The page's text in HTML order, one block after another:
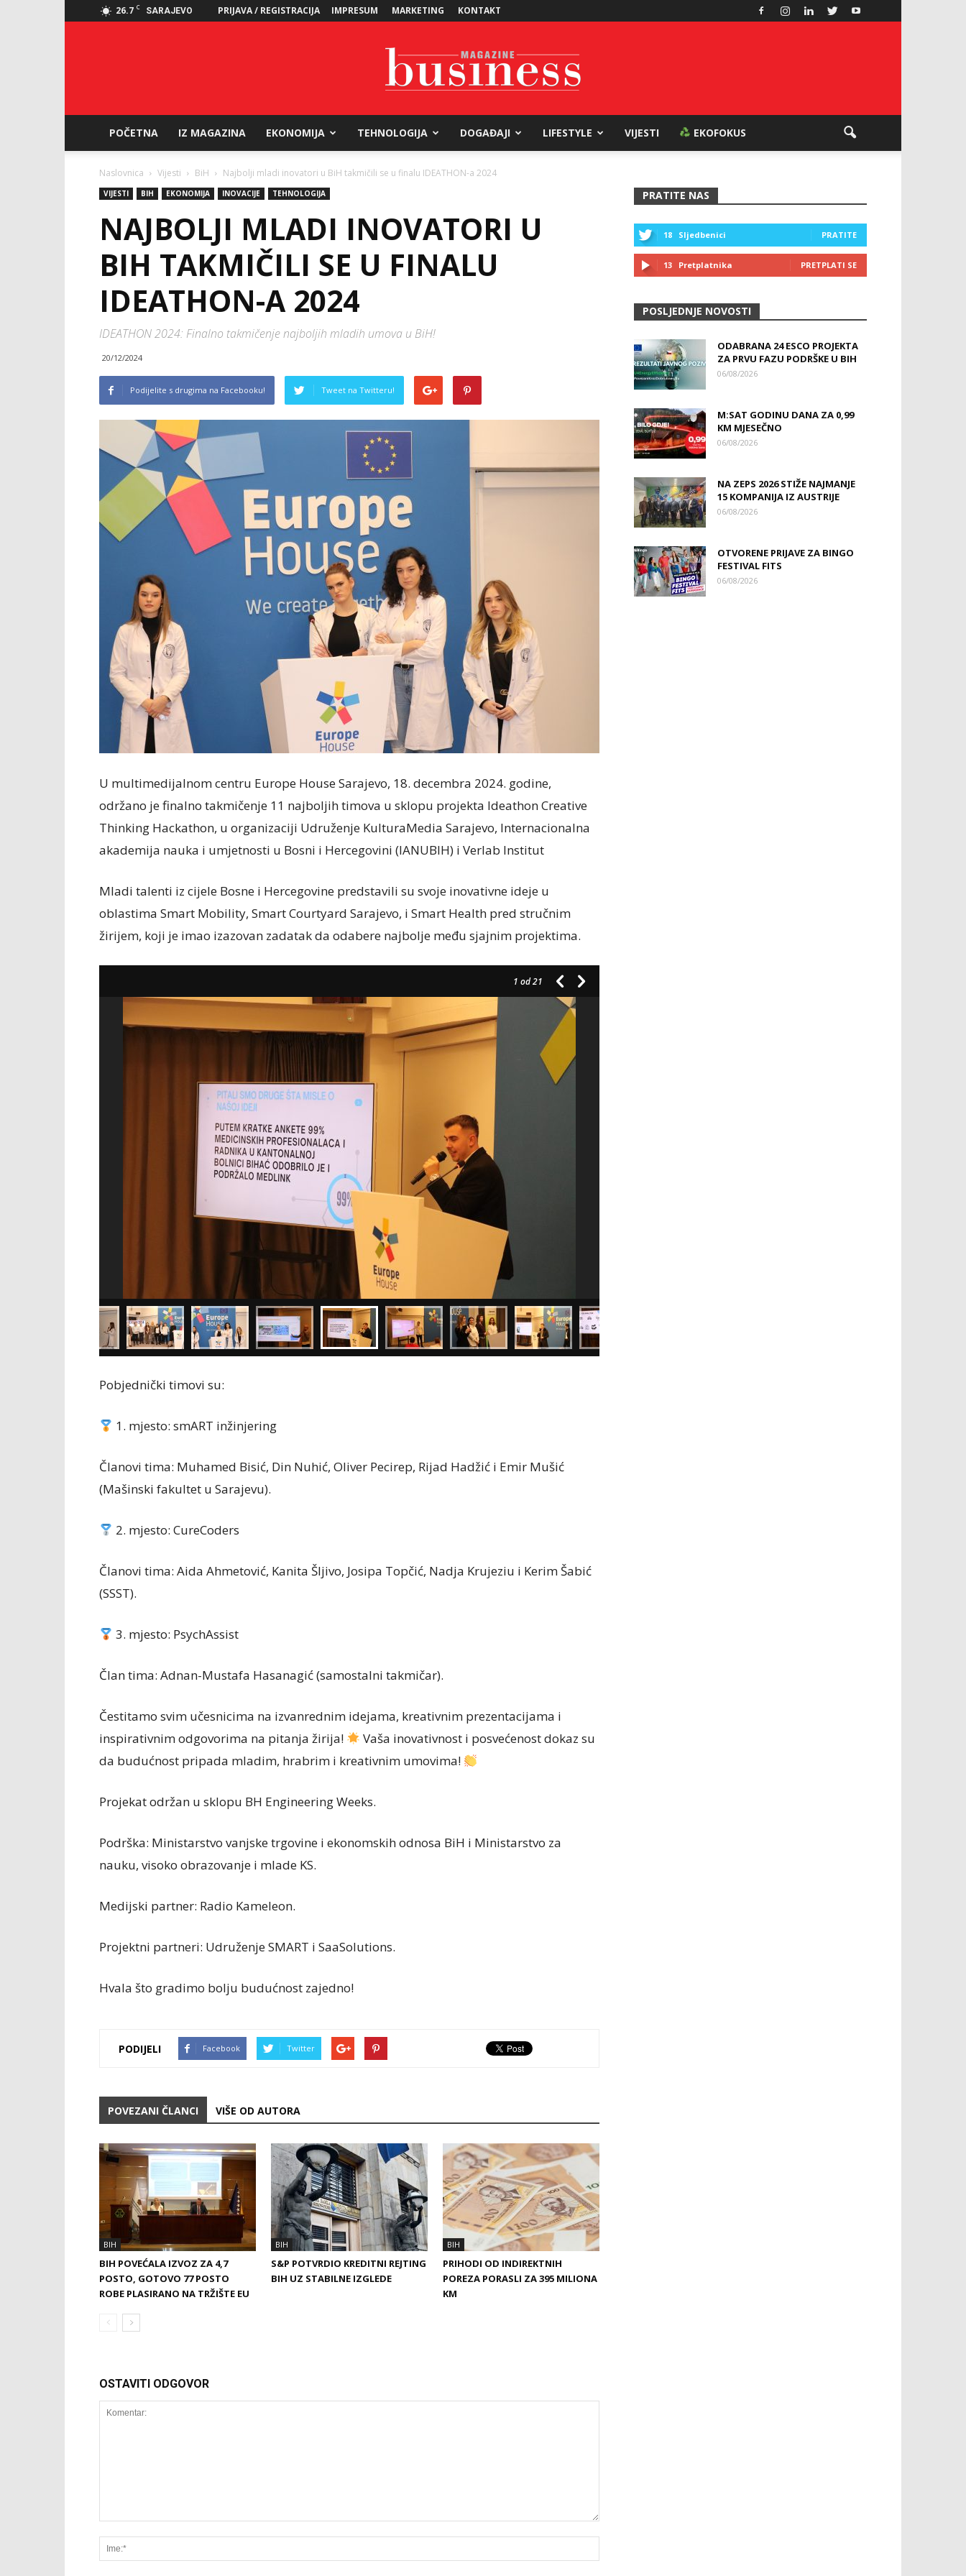
26.7 C SARAJEVO PRIJAVA / REGISTRACIJA IMPRESUM MARKETING KONTAKT
Magazine
POČETNA IZ MAGAZINA EKONOMIJA TEHNOLOGIJA DOGAĐAJI LIFESTYLE VIJESTI EKOFOKUS
Naslovnica Vijesti BiH Najbolji mladi inovatori u BiH takmičili se u finalu IDEATHON-a 2024
VIJESTI BIH EKONOMIJA INOVACIJE TEHNOLOGIJA
NAJBOLJI MLADI INOVATORI U
BIH TAKMIČILI SE U FINALU
IDEATHON-A 2024
IDEATHON 2024: Finalno takmičenje najboljih mladih umova u BiH!
20/12/2024
Podijelite s drugima na Facebooku! Tweet na Twitteru!
U multimedijalnom centru Europe House Sarajevo, 18. decembra 2024. godine,
održano je finalno takmičenje 11 najboljih timova u sklopu projekta Ideathon Creative
Thinking Hackathon, u organizaciji Udruženje KulturaMedia Sarajevo, Internacionalna
akademija nauka i umjetnosti u Bosni i Hercegovini (IANUBIH) i Verlab Institut
Mladi talenti iz cijele Bosne i Hercegovine predstavili su svoje inovativne ideje u
oblastima Smart Mobility, Smart Courtyard Sarajevo, i Smart Health pred stručnim
žirijem, koji je imao izazovan zadatak da odabere najbolje među sjajnim projektima.
1 od 21
Pobjednički timovi su:
1. mjesto: smART inžinjering
Članovi tima: Muhamed Bisić, Din Nuhić, Oliver Pecirep, Rijad Hadžić i Emir Mušić
(Mašinski fakultet u Sarajevu).
2. mjesto: CureCoders
Članovi tima: Aida Ahmetović, Kanita Šljivo, Josipa Topčić, Nadja Krujeziu i Kerim Šabić
(SSST).
3. mjesto: PsychAssist
Član tima: Adnan-Mustafa Hasanagić (samostalni takmičar).
Čestitamo svim učesnicima na izvanrednim idejama, kreativnim prezentacijama i
inspirativnim odgovorima na pitanja žirija!
Vaša inovativnost i posvećenost dokaz su
da budućnost pripada mladim, hrabrim i kreativnim umovima!
Projekat održan u sklopu BH Engineering Weeks.
Podrška: Ministarstvo vanjske trgovine i ekonomskih odnosa BiH i Ministarstvo za
nauku, visoko obrazovanje i mlade KS.
Medijski partner: Radio Kameleon.
Projektni partneri: Udruženje SMART i SaaSolutions.
Hvala što gradimo bolju budućnost zajedno!
PODIJELI Facebook Twitter
POVEZANI ČLANCI VIŠE OD AUTORA
BIH
BIH POVEĆALA IZVOZ ZA 4,7
POSTO, GOTOVO 77 POSTO
ROBE PLASIRANO NA TRŽIŠTE EU
BIH
S&P POTVRDIO KREDITNI REJTING
BIH UZ STABILNE IZGLEDE
BIH
PRIHODI OD INDIREKTNIH
POREZA PORASLI ZA 395 MILIONA
KM
OSTAVITI ODGOVOR
PRATITE NAS
18 Sljedbenici PRATITE
13 Pretplatnika PRETPLATI SE
POSLJEDNJE NOVOSTI
ODABRANA 24 ESCO PROJEKTA
ZA PRVU FAZU PODRŠKE U BIH
06/08/2026
M:SAT GODINU DANA ZA 0,99
KM MJESEČNO
06/08/2026
NA ZEPS 2026 STIŽE NAJMANJE
15 KOMPANIJA IZ AUSTRIJE
06/08/2026
OTVORENE PRIJAVE ZA BINGO
FESTIVAL FITS
06/08/2026